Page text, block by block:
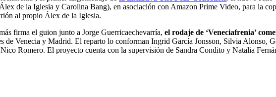
de la Iglesia y Carolina Bang), en asociación con Amazon Prime Video, para la
al propio Álex de la Iglesia.
firma el guion junto a Jorge Guerricaechevarría, el rodaje de ‘Veneciafrenia’
de Venecia y Madrid. El reparto lo conforman Ingrid García Jonsson, Silvia
Romero. El proyecto cuenta con la supervisión de Sandra Condito y Natalia